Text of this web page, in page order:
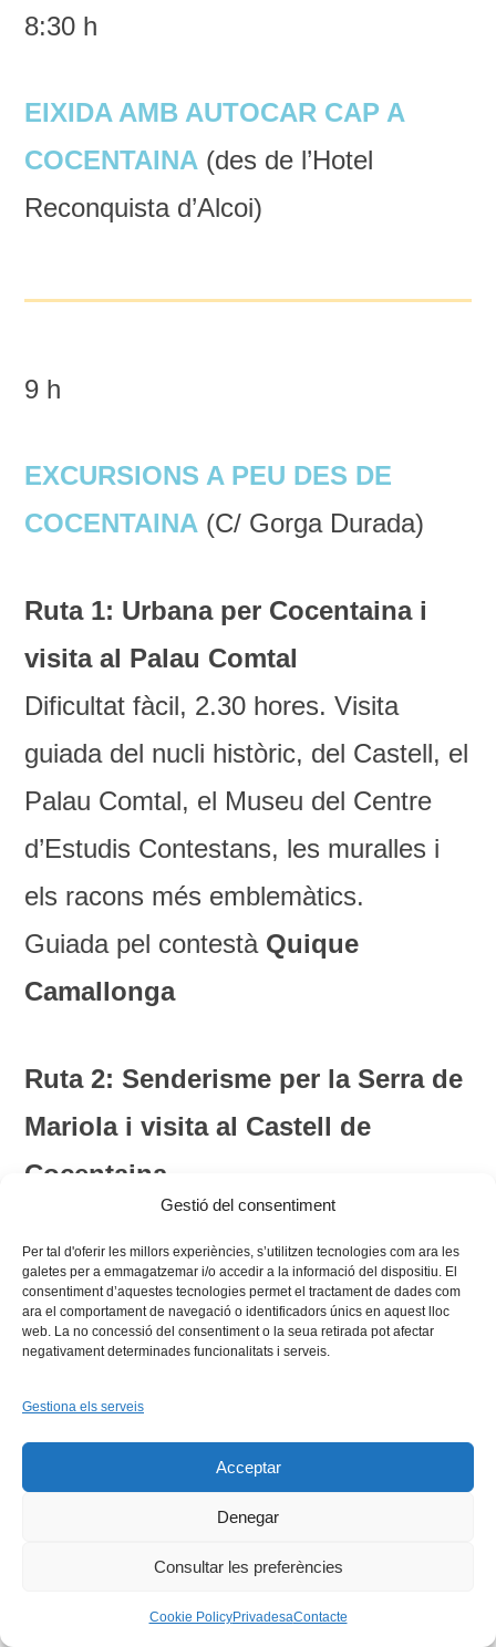
Gestió del consentiment
Per tal d'oferir les millors experiències, s’utilitzen tecnologies com ara les
galetes per a emmagatzemar i/o accedir a la informació del dispositiu. El
consentiment d’aquestes tecnologies permet el tractament de dades com
ara el comportament de navegació o identificadors únics en aquest lloc
web. La no concessió del consentiment o la seua retirada pot afectar
negativament determinades funcionalitats i serveis.
Gestiona els serveis
Acceptar
Denegar
Consultar les preferències
Cookie PolicyPrivadesaContacte
8:30 h
EIXIDA AMB AUTOCAR CAP A
COCENTAINA (des de l’Hotel
Reconquista d’Alcoi)
9 h
EXCURSIONS A PEU DES DE
COCENTAINA (C/ Gorga Durada)
Ruta 1: Urbana per Cocentaina i
visita al Palau Comtal
Dificultat fàcil, 2.30 hores. Visita
guiada del nucli històric, del Castell, el
Palau Comtal, el Museu del Centre
d’Estudis Contestans, les muralles i
els racons més emblemàtics.
Guiada pel contestà Quique
Camallonga
Ruta 2: Senderisme per la Serra de
Mariola i visita al Castell de
Cocentaina
Circular. Dificultat mitjana, 8,1 Km,
+332 m de desnivell, 4 hores. Ruta
pel vessant est del Parc Natural de la
Serra Mariola, amb vistes a l’entorn
natural i patrimonial de Cocentaina i el
paisatge del Comtat i l’Alcoià. I visita
al castell de Cocentaina.
Guiada perDiània Experiències